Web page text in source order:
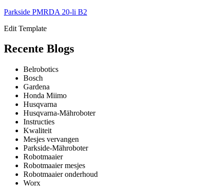
Parkside PMRDA 20-li B2
Edit Template
Recente Blogs
Belrobotics
Bosch
Gardena
Honda Miimo
Husqvarna
Husqvarna-Mähroboter
Instructies
Kwaliteit
Mesjes vervangen
Parkside-Mähroboter
Robotmaaier
Robotmaaier mesjes
Robotmaaier onderhoud
Worx